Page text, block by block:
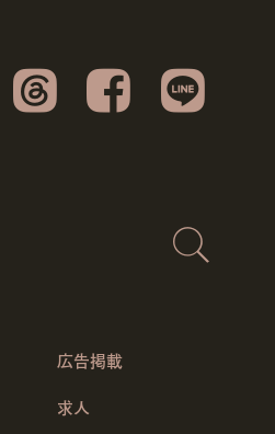
Threads Facebook LINE
広告掲載
求人